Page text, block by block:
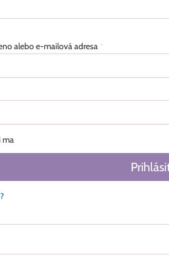
alebo e-mailová adresa *
ma